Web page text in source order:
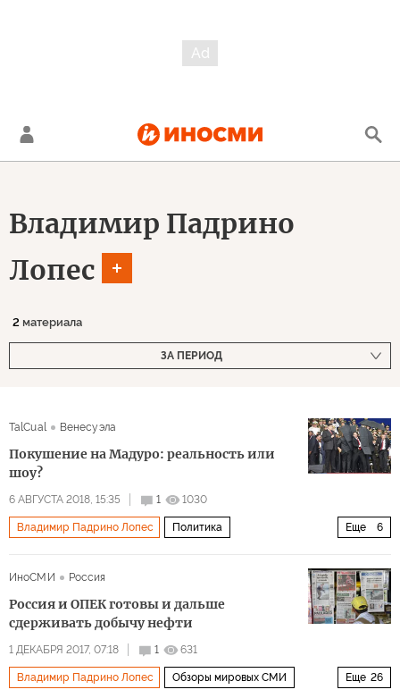
Владимир Падрино
Лопес
2 материала
ЗА ПЕРИОД
TalCual Венесуэла
Покушение на Мадуро: реальность или
шоу?
6 АВГУСТА 2018, 15:35 1 1030
Еще 6
Владимир Падрино Лопес Политика
покушение
ИноСМИ Россия
Россия и ОПЕК готовы и дальше
сдерживать добычу нефти
1 ДЕКАБРЯ 2017, 07:18 1 631
Еще 26
Владимир Падрино Лопес Обзоры мировых СМИ